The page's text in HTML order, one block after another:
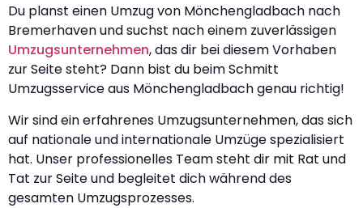
Du planst einen Umzug von Mönchengladbach nach
Bremerhaven und suchst nach einem zuverlässigen
Umzugsunternehmen, das dir bei diesem Vorhaben
zur Seite steht? Dann bist du beim Schmitt
Umzugsservice aus Mönchengladbach genau richtig!
Wir sind ein erfahrenes Umzugsunternehmen, das sich
auf nationale und internationale Umzüge spezialisiert
hat. Unser professionelles Team steht dir mit Rat und
Tat zur Seite und begleitet dich während des
gesamten Umzugsprozesses.